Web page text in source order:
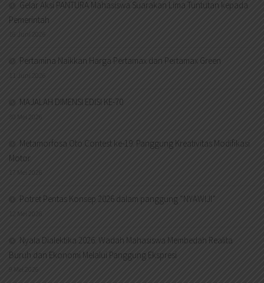
Gelar Aksi PANTURA Mahasiswa Suarakan Lima Tuntutan kepada
Pemerintah
16 Juni 2026
Pertamina Naikkan Harga Pertamax dan Pertamax Green
11 Juni 2026
MAJALAH DIMENSI EDISI KE-70
30 Mei 2026
Metamorfosa Oto Contest ke-19: Panggung Kreativitas Modifikasi
Motor
17 Mei 2026
Potret Pentas Konsep 2026 dalam panggung “NYAWIJI”
12 Mei 2026
Nyala Dialektika 2026: Wadah Mahasiswa Membedah Realita
Buruh dan Ekonomi Melalui Panggung Ekspresi
9 Mei 2026